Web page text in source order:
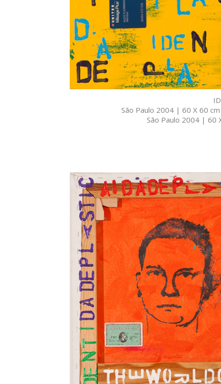
São Paulo 2004 | 60 X 60
São Paulo 2004 | 60